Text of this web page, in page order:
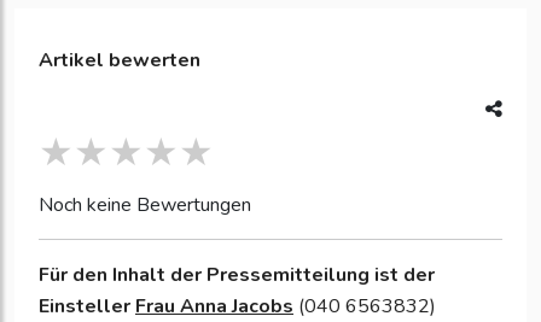
Artikel bewerten
Noch keine Bewertungen
Für den Inhalt der Pressemitteilung ist der
Einsteller Frau Anna Jacobs (040 6563832)